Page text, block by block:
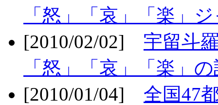
「怒」「哀」「楽」
[2010/02/02] 宇留斗
「怒」「哀」「楽」
[2010/01/04] 全国47